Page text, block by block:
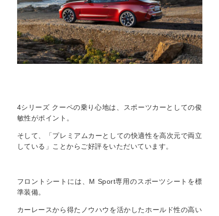
4シリーズ クーペの乗り心地は、スポーツカーとしての俊
敏性がポイント。
そして、「プレミアムカーとしての快適性を高次元で両立
している」ことからご好評をいただいています。
フロントシートには、M Sport専用のスポーツシートを標
準装備。
カーレースから得たノウハウを活かしたホールド性の高い